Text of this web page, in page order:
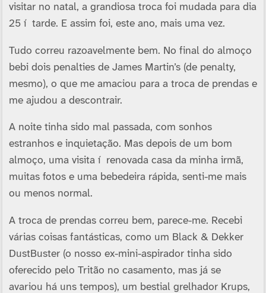
visitar no natal, a grandiosa troca foi mudada para dia
25 í tarde. E assim foi, este ano, mais uma vez.
Tudo correu razoavelmente bem. No final do almoço
bebi dois penalties de James Martin’s (de penalty,
mesmo), o que me amaciou para a troca de prendas e
me ajudou a descontrair.
A noite tinha sido mal passada, com sonhos
estranhos e inquietação. Mas depois de um bom
almoço, uma visita í renovada casa da minha irmã,
muitas fotos e uma bebedeira rápida, senti-me mais
ou menos normal.
A troca de prendas correu bem, parece-me. Recebi
várias coisas fantásticas, como um Black & Dekker
DustBuster (o nosso ex-mini-aspirador tinha sido
oferecido pelo Tritão no casamento, mas já se
avariou há uns tempos), um bestial grelhador Krups,